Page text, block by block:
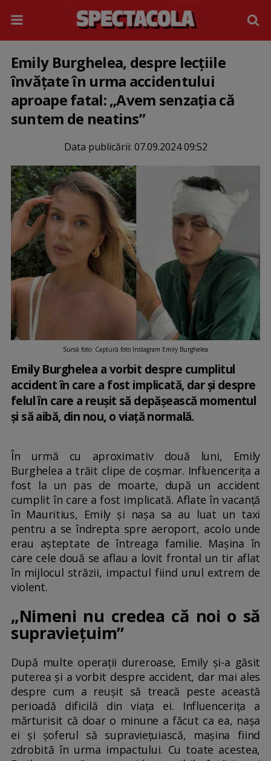
Emily Burghelea, despre lecțiile
învățate în urma accidentului
aproape fatal: „Avem senzația că
suntem de neatins”
Data publicării: 07.09.2024 09:52
Sursă foto: Captură foto Instagram Emily Burghelea
Emily Burghelea a vorbit despre cumplitul
accident în care a fost implicată, dar și despre
felul în care a reușit să depășească momentul
și să aibă, din nou, o viață normală.
În urmă cu aproximativ două luni, Emily
Burghelea a trăit clipe de coșmar. Influencerița a
fost la un pas de moarte, după un accident
cumplit în care a fost implicată. Aflate în vacanță
în Mauritius, Emily și nașa sa au luat un taxi
pentru a se îndrepta spre aeroport, acolo unde
erau așteptate de întreaga familie. Mașina în
care cele două se aflau a lovit frontal un tir aflat
în mijlocul străzii, impactul fiind unul extrem de
violent.
„Nimeni nu credea că noi o să
supraviețuim”
După multe operații dureroase, Emily și-a găsit
puterea și a vorbit despre accident, dar mai ales
despre cum a reușit să treacă peste această
perioadă dificilă din viața ei. Influencerița a
mărturisit că doar o minune a făcut ca ea, nașa
ei și șoferul să supraviețuiască, mașina fiind
zdrobită în urma impactului. Cu toate acestea,